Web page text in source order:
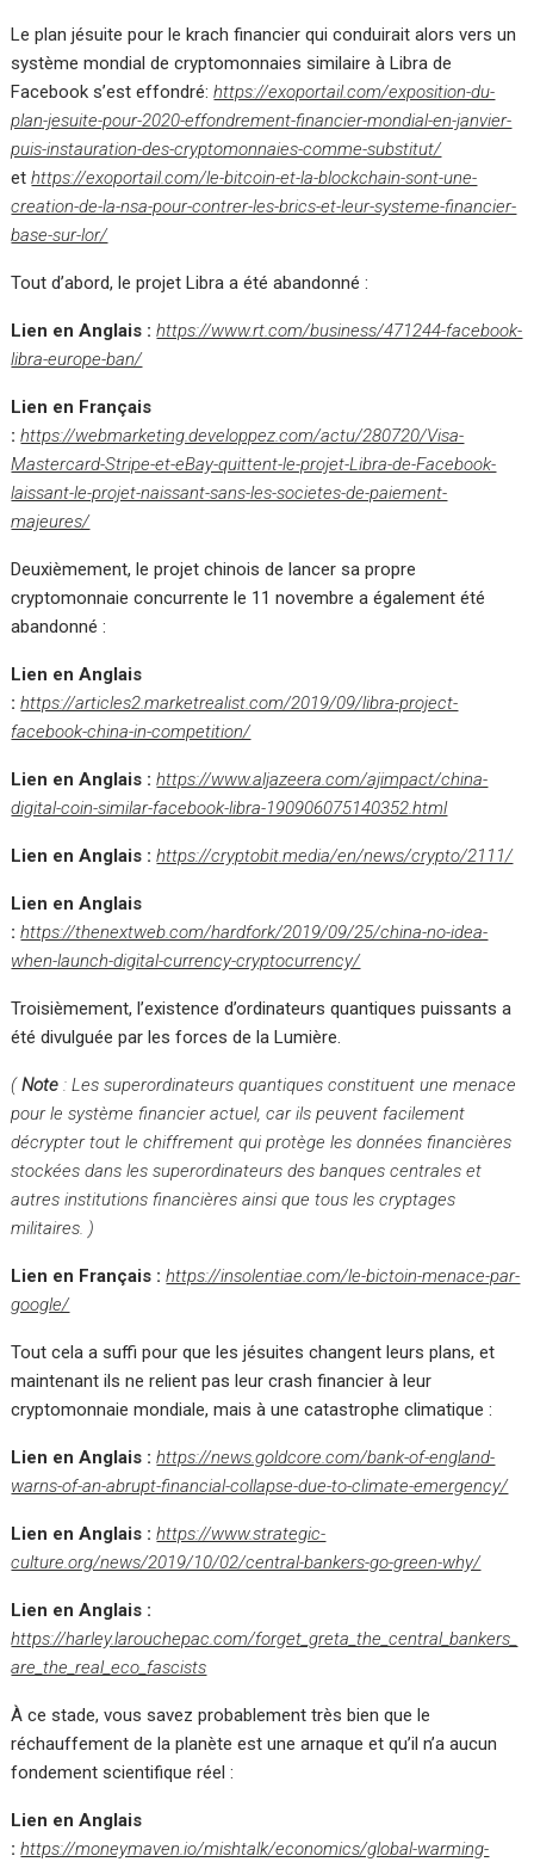
Le plan jésuite pour le krach financier qui conduirait alors vers un
système mondial de cryptomonnaies similaire à Libra de
Facebook s’est effondré:https://exoportail.com/exposition-du-
plan-jesuite-pour-2020-effondrement-financier-mondial-en-janvier-
puis-instauration-des-cryptomonnaies-comme-substitut/
ethttps://exoportail.com/le-bitcoin-et-la-blockchain-sont-une-
creation-de-la-nsa-pour-contrer-les-brics-et-leur-systeme-financier-
base-sur-lor/
Tout d’abord, le projet Libra a été abandonné :
Lien en Anglais : https://www.rt.com/business/471244-facebook-
libra-europe-ban/
Lien en Français
: https://webmarketing.developpez.com/actu/280720/Visa-
Mastercard-Stripe-et-eBay-quittent-le-projet-Libra-de-Facebook-
laissant-le-projet-naissant-sans-les-societes-de-paiement-
majeures/
Deuxièmement, le projet chinois de lancer sa propre
cryptomonnaie concurrente le 11 novembre a également été
abandonné :
Lien en Anglais
: https://articles2.marketrealist.com/2019/09/libra-project-
facebook-china-in-competition/
Lien en Anglais : https://www.aljazeera.com/ajimpact/china-
digital-coin-similar-facebook-libra-190906075140352.html
Lien en Anglais : https://cryptobit.media/en/news/crypto/2111/
Lien en Anglais
: https://thenextweb.com/hardfork/2019/09/25/china-no-idea-
when-launch-digital-currency-cryptocurrency/
Troisièmement, l’existence d’ordinateurs quantiques puissants a
été divulguée par les forces de la Lumière.
(Note: Les superordinateurs quantiques constituent une menace
pour le système financier actuel, car ils peuvent facilement
décrypter tout le chiffrement qui protège les données financières
stockées dans les superordinateurs des banques centrales et
autres institutions financières ainsi que tous les cryptages
militaires. )
Lien en Français : https://insolentiae.com/le-bictoin-menace-par-
google/
Tout cela a suffi pour que les jésuites changent leurs plans, et
maintenant ils ne relient pas leur crash financier à leur
cryptomonnaie mondiale, mais à une catastrophe climatique :
Lien en Anglais : https://news.goldcore.com/bank-of-england-
warns-of-an-abrupt-financial-collapse-due-to-climate-emergency/
Lien en Anglais : https://www.strategic-
culture.org/news/2019/10/02/central-bankers-go-green-why/
Lien en Anglais :
https://harley.larouchepac.com/forget_greta_the_central_bankers_
are_the_real_eco_fascists
À ce stade, vous savez probablement très bien que le
réchauffement de la planète est une arnaque et qu’il n’a aucun
fondement scientifique réel :
Lien en Anglais
: https://moneymaven.io/mishtalk/economics/global-warming-